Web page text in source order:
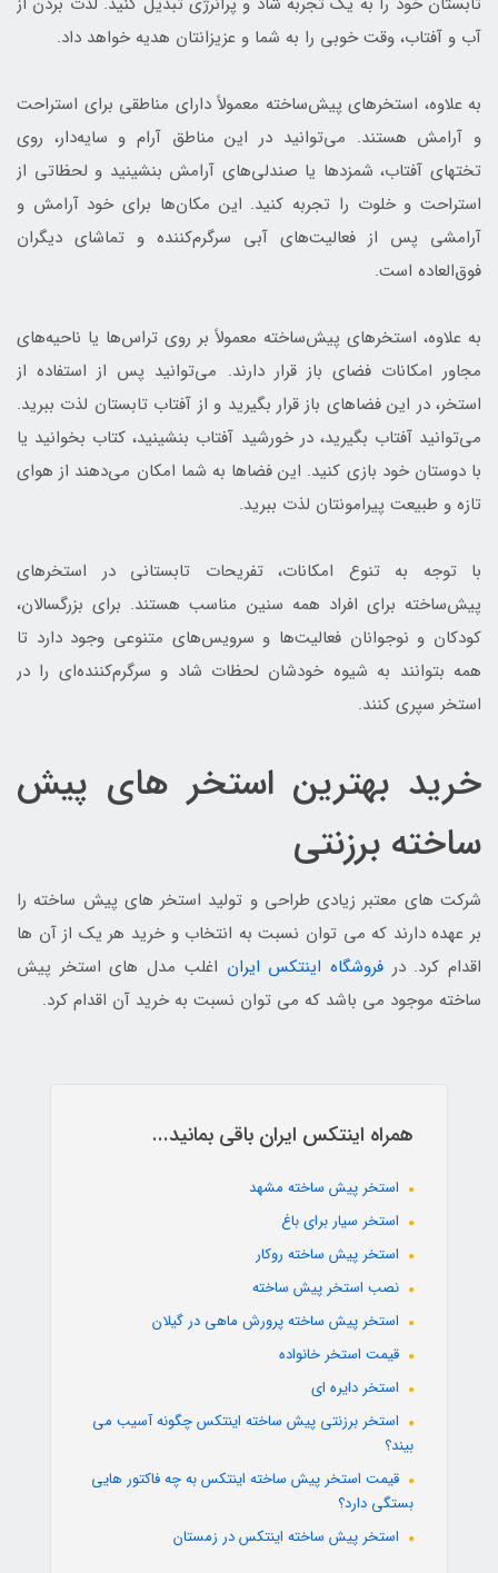
آب و آفتاب، وقت خوبی را به شما و عزیزانتان هدیه خواهد داد.
به علاوه، استخرهای پیش‌ساخته معمولاً دارای مناطقی برای استراحت
و آرامش هستند. می‌توانید در این مناطق آرام و سایه‌دار، روی
تختهای آفتاب، شمزدها یا صندلی‌های آرامش بنشینید و لحظاتی از
استراحت و خلوت را تجربه کنید. این مکان‌ها برای خود آرامش و
آرامشی پس از فعالیت‌های آبی سرگرم‌کننده و تماشای دیگران
فوق‌العاده است.
به علاوه، استخرهای پیش‌ساخته معمولاً بر روی تراس‌ها یا ناحیه‌های
مجاور امکانات فضای باز قرار دارند. می‌توانید پس از استفاده از
استخر، در این فضاهای باز قرار بگیرید و از آفتاب تابستان لذت ببرید.
می‌توانید آفتاب بگیرید، در خورشید آفتاب بنشینید، کتاب بخوانید یا
با دوستان خود بازی کنید. این فضاها به شما امکان می‌دهند از هوای
تازه و طبیعت پیرامونتان لذت ببرید.
با توجه به تنوع امکانات، تفریحات تابستانی در استخرهای
پیش‌ساخته برای افراد همه سنین مناسب هستند. برای بزرگسالان،
کودکان و نوجوانان فعالیت‌ها و سرویس‌های متنوعی وجود دارد تا
همه بتوانند به شیوه خودشان لحظات شاد و سرگرم‌کننده‌ای را در
استخر سپری کنند.
خرید بهترین استخر های پیش
ساخته برزنتی
شرکت های معتبر زیادی طراحی و تولید استخر های پیش ساخته را
بر عهده دارند که می توان نسبت به انتخاب و خرید هر یک از آن ها
اقدام کرد. درفروشگاه اینتکس ایران اغلب مدل های استخر پیش
ساخته موجود می باشد که می توان نسبت به خرید آن اقدام کرد.
همراه اینتکس ایران باقی بمانید...
استخر پیش ساخته مشهد
استخر سیار برای باغ
استخر پیش ساخته روکار
نصب استخر پیش ساخته
استخر پیش ساخته پرورش ماهی در گیلان
قیمت استخر خانواده
استخر دایره ای
استخر برزنتی پیش ساخته اینتکس چگونه آسیب می
بیند؟
قیمت استخر پیش ساخته اینتکس به چه فاکتور هایی
بستگی دارد؟
استخر پیش ساخته اینتکس در زمستان